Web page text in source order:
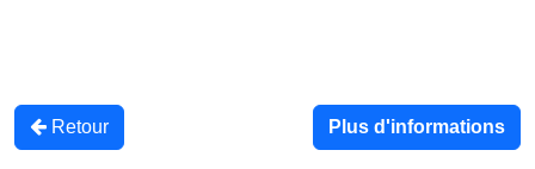
Retour Plus d'informations